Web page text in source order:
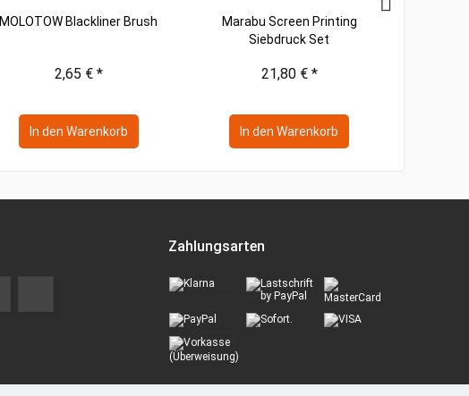
MOLOTOW Blackliner Brush
2,65 € *
In den Warenkorb
Marabu Screen Printing
Siebdruck Set
21,80 € *
In den Warenkorb
Zahlungsarten